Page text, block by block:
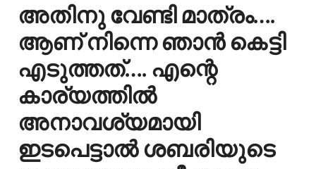
അതിനു വേണ്ടി മാത്രം….
ആണ് നിന്നെ ഞാൻ കെട്ടി
എടുത്തത്…. എന്റെ
കാര്യത്തിൽ
അനാവശ്യമായി
ഇടപെട്ടാൽ ശബരിയുടെ